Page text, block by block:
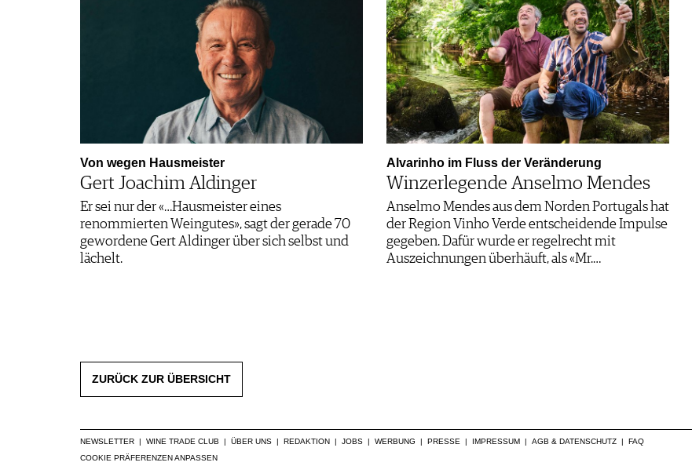
Von wegen Hausmeister
Gert Joachim Aldinger
Er sei nur der «…Hausmeister eines
renommierten Weingutes», sagt der gerade 70
gewordene Gert Aldinger über sich selbst und
lächelt.
Alvarinho im Fluss der Veränderung
Winzerlegende Anselmo Mendes
Anselmo Mendes aus dem Norden Portugals hat
der Region Vinho Verde entscheidende Impulse
gegeben. Dafür wurde er regelrecht mit
Auszeichnungen überhäuft, als «Mr.…
ZURÜCK ZUR ÜBERSICHT
NEWSLETTER | WINE TRADE CLUB | ÜBER UNS | REDAKTION | JOBS | WERBUNG | PRESSE | IMPRESSUM | AGB & DATENSCHUTZ |
FAQ
COOKIE PRÄFERENZEN ANPASSEN